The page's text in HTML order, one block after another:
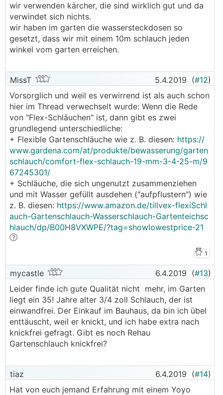
wir verwenden kärcher, die sind wirklich gut und da
verwindet sich nichts.
wir haben im garten die wassersteckdosen so
gesetzt, dass wir mit einem 10m schlauch jeden
winkel vom garten erreichen.
MissT 5.4.2019 (#12)
Vorsorglich und weil es verwirrend ist als auch schon
hier im Thread verwechselt wurde: Wenn die Rede
von "Flex-Schläuchen" ist, dann gibt es zwei
grundlegend unterschiedliche:
+ Flexible Gartenschläuche wie z. B. diesen: https://
www.gardena.com/at/produkte/bewasserung/garten
schlauch/comfort-flex-schlauch-19-mm-3-4-25-m/9
67245301/
+ Schläuche, die sich ungenutzt zusammenziehen
und mit Wasser gefüllt ausdehen ("aufpflustern") wie
z. B. diesen: https://www.amazon.de/tillvex-flexiSchl
auch-Gartenschlauch-Wasserschlauch-Gartenteichsc
hlauch/dp/B00H8VXWPE/?tag=showlowestprice-21
1
mycastle 6.4.2019 (#13)
Leider finde ich gute Qualität nicht mehr, im Garten
liegt ein 35! Jahre alter 3/4 zoll Schlauch, der ist
einwandfrei. Der Einkauf im Bauhaus, da bin ich übel
enttäuscht, weil er knickt, und ich habe extra nach
knickfrei gefragt. Gibt es noch Rehau
Gartenschlauch knickfrei?
tiaz 6.4.2019 (#14)
Hat von euch jemand Erfahrung mit einem Yoyo